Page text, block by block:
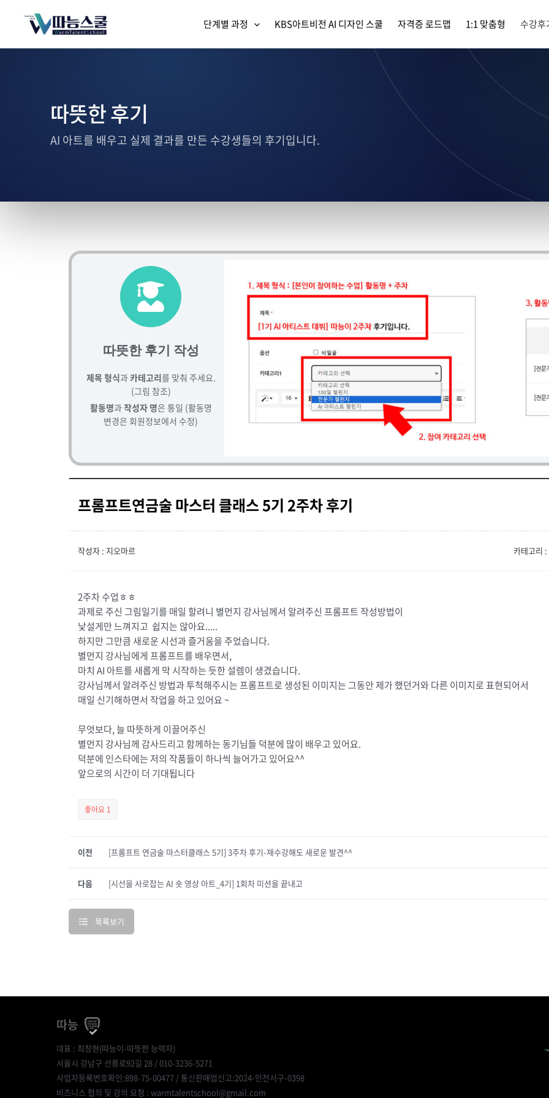
단계별 과정 KBS아트비전 AI 디자인 스쿨 자격증 로드맵 1:1 맞춤형 수강후
따뜻한 후기
AI 아트를 배우고 실제 결과를 만든 수강생들의 후기입니다.
따뜻한 후기 작성
제목 형식과카테고리를 맞춰 주세요.
(그림 참조)
활동명과작성자 명은 통일 (활동명
변경은 회원정보에서 수정)
프롬프트연금술 마스터 클래스 5기 2주차 후기
작성자 : 지오마르 카테고리
2주차 수업ㅎㅎ
과제로 주신 그림일기를 매일 할려니 별먼지 강사님께서 알려주신 프롬프트 작성방법이
낯설게만 느껴지고 쉽지는 않아요.....
하지만 그만큼 새로운 시선과 즐거움을 주었습니다.
별먼지 강사님에게 프롬프트를 배우면서,
마치 AI 아트를 새롭게 막 시작하는 듯한 설렘이 생겼습니다.
강사님께서 알려주신 방법과 투척해주시는 프롬프트로 생성된 이미지는 그동안 제가 했던거와 다른 이미지로 표현되어서
매일 신기해하면서 작업을 하고 있어요 ~
무엇보다, 늘 따뜻하게 이끌어주신
별먼지 강사님께 감사드리고 함께하는 동기님들 덕분에 많이 배우고 있어요.
덕분에 인스타에는 저의 작품들이 하나씩 늘어가고 있어요^^
앞으로의 시간이 더 기대됩니다
좋아요 1
이전 [프롬프트 연금술 마스터클래스 5기] 3주차 후기-재수강해도 새로운 발견^^
[시선을 사로잡는 AI 숏 영상 아트_4기] 1회차 미션을 끝내고
다음
목록보기
따능
대표 : 최창현(따능이-따뜻한 능력자)
서울시 강남구 선릉로92길 28 / 010-3236-5271
사업자등록번호확인:898-75-00477 / 통신판매업신고:2024-인천서구-0398
비즈니스 협의 및 강의 요청 : warmtalentschool@gmail.com